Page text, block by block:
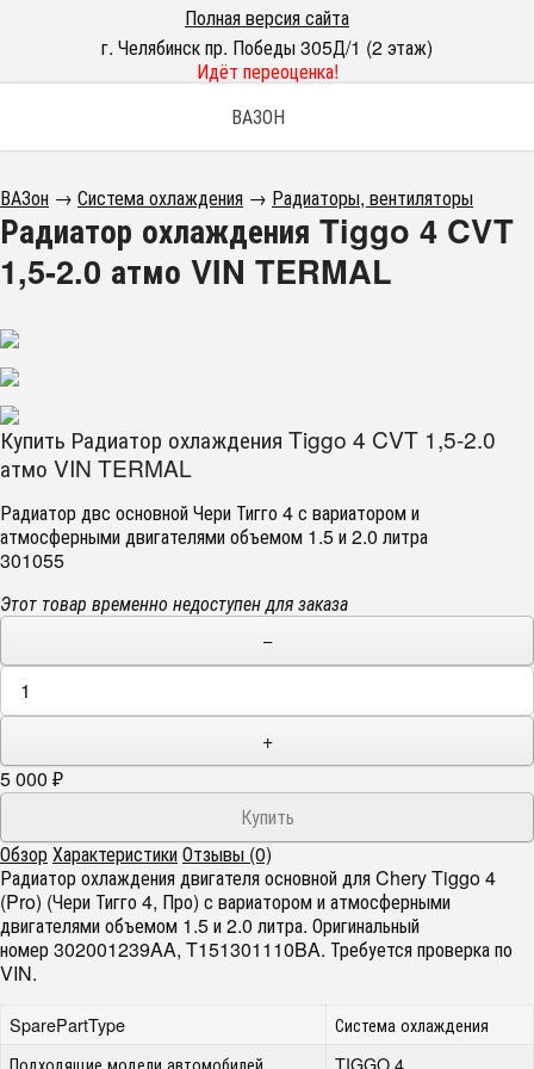
Полная версия сайта
г. Челябинск пр. Победы 305Д/1 (2 этаж)
Идёт переоценка!
ВАЗОН
ВАЗон → Система охлаждения → Радиаторы, вентиляторы
Радиатор охлаждения Tiggo 4 CVT
1,5-2.0 атмо VIN TERMAL
Купить Радиатор охлаждения Tiggo 4 CVT 1,5-2.0
атмо VIN TERMAL
Радиатор двс основной Чери Тигго 4 с вариатором и
атмосферными двигателями объемом 1.5 и 2.0 литра
301055
Этот товар временно недоступен для заказа
−
+
5 000 ₽
ОбзорХарактеристикиОтзывы (0)
Радиатор охлаждения двигателя основной для Chery Tiggo 4
(Pro) (Чери Тигго 4, Про) с вариатором и атмосферными
двигателями объемом 1.5 и 2.0 литра. Оригинальный
номер 302001239AA, T151301110BA. Требуется проверка по
VIN.
SparePartType
Система охлаждения
Подходящие модели автомобилей
TIGGO 4